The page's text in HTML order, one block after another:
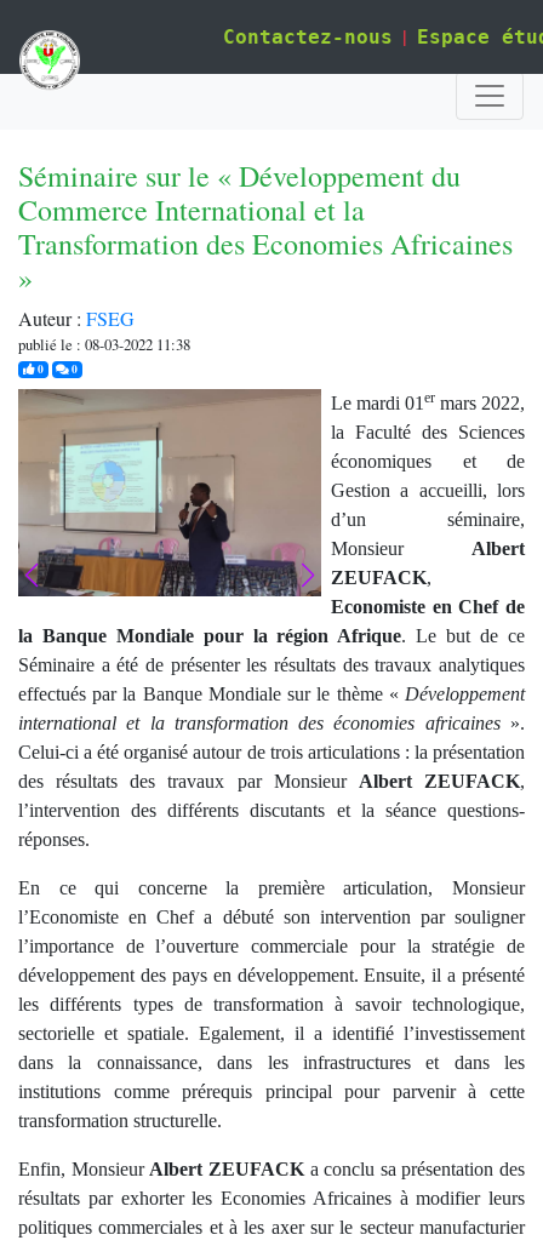
Contactez-nous | Espace
Séminaire sur le « Développement du
Commerce International et la
Transformation des Economies Africaines
»
Auteur : FSEG
publié le : 08-03-2022 11:38
0j'aime0commentaires
Le mardi 01 er mars 2022,
la Faculté des Sciences
économiques et de
Gestion a accueilli, lors
d’un séminaire,
Monsieur Albert
ZEUFACK,
Economiste en Chef de
la Banque Mondiale pour la région Afrique. Le but de ce
Séminaire a été de présenter les résultats des travaux analytiques
effectués par la Banque Mondiale sur le thème « Développement
international et la transformation des économies africaines ».
Celui-ci a été organisé autour de trois articulations : la présentation
des résultats des travaux par Monsieur Albert ZEUFACK,
l’intervention des différents discutants et la séance questions-
réponses.
En ce qui concerne la première articulation, Monsieur
l’Economiste en Chef a débuté son intervention par souligner
l’importance de l’ouverture commerciale pour la stratégie de
développement des pays en développement. Ensuite, il a présenté
les différents types de transformation à savoir technologique,
sectorielle et spatiale. Egalement, il a identifié l’investissement
dans la connaissance, dans les infrastructures et dans les
institutions comme prérequis principal pour parvenir à cette
transformation structurelle.
Enfin, Monsieur Albert ZEUFACKa conclu sa présentation des
résultats par exhorter les Economies Africaines à modifier leurs
politiques commerciales et à les axer sur le secteur manufacturier